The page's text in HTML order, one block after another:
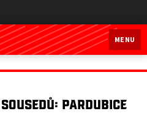
MENU
Pardubice